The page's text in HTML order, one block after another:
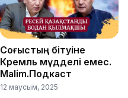
Соғыстың бітуіне
Кремль мүдделі емес.
Malim.Подкаст
12 маусым, 2025